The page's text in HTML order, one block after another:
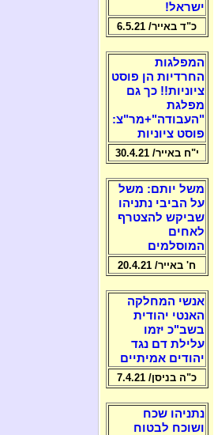
ישראל!
כ"ד באייר/ 6.5.21
המפלגות
החרדיות הן פוסט
ציוניות!! כך גם
מפלגת
"העבודה"+מר"צ:
פוסט ציוניות
י"ח באייר/ 30.4.21
משל יותם: משל
על הביבי נתניהו
שביקש להצטרף
לאחים
המוסלמים
ח' באייר/ 20.4.21
אנשי המחלקה
האנטי יהודית
בשב"כ יזמו
עלילת דם נגד
יהודים אמיתיים
כ"ה בניסן/ 7.4.21
נתניהו שכח
ושוכח לבטוח